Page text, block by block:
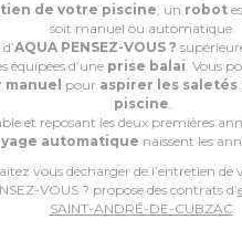
de votre piscine, un robot
soit manuel ou automatique.
d’AQUA PENSEZ-VOUS ?
équipées d’une prise balai. Vous
pour aspirer les saletés
piscine.
et reposant les deux premières
automatique naissent les
vous décharger de l’entretien de
VOUS ? propose des contrats d’
SAINT-ANDRÉ-DE-CUBZAC.